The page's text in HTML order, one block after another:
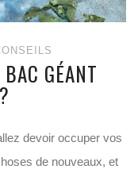
GÉANT
devoir occuper vos
de nouveaux, et